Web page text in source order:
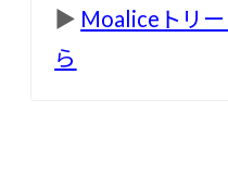
▶ Moaliceトリ
ら